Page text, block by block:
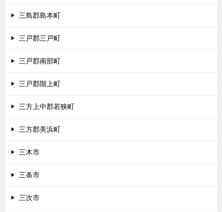
三島郡島本町
三戸郡三戸町
三戸郡南部町
三戸郡階上町
三方上中郡若狭町
三方郡美浜町
三木市
三条市
三次市